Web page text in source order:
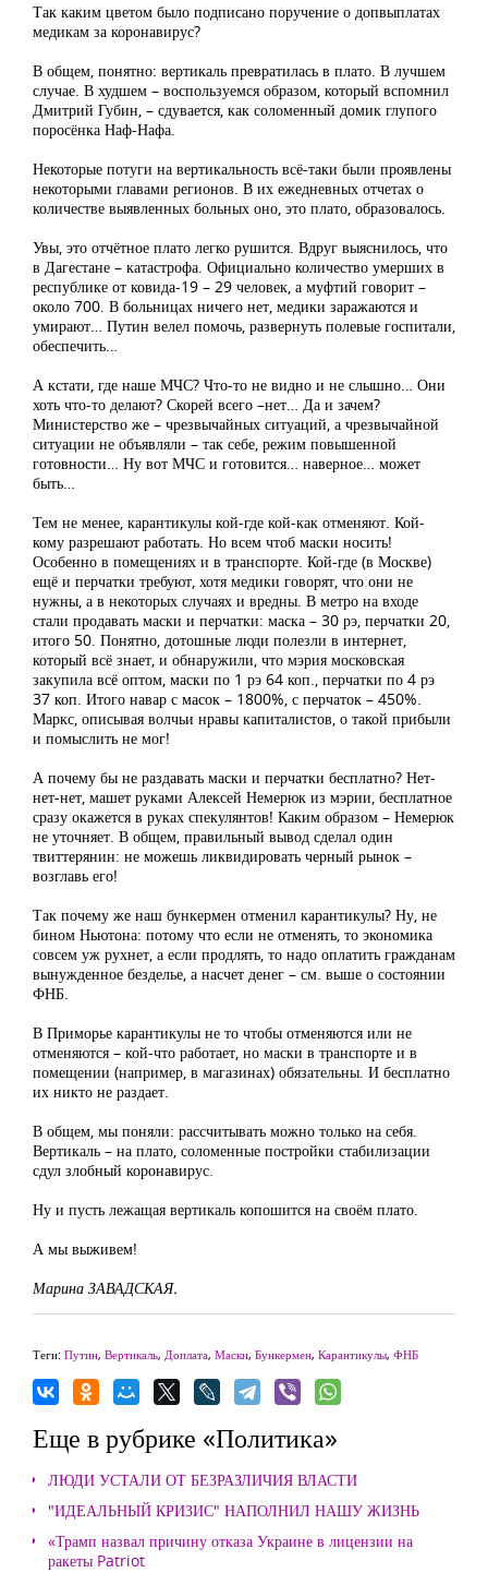
Так каким цветом было подписано поручение о допвыплатах
медикам за коронавирус?
В общем, понятно: вертикаль превратилась в плато. В лучшем
случае. В худшем – воспользуемся образом, который вспомнил
Дмитрий Губин, – сдувается, как соломенный домик глупого
поросёнка Наф-Нафа.
Некоторые потуги на вертикальность всё-таки были проявлены
некоторыми главами регионов. В их ежедневных отчетах о
количестве выявленных больных оно, это плато, образовалось.
Увы, это отчётное плато легко рушится. Вдруг выяснилось, что
в Дагестане – катастрофа. Официально количество умерших в
республике от ковида-19 – 29 человек, а муфтий говорит –
около 700. В больницах ничего нет, медики заражаются и
умирают… Путин велел помочь, развернуть полевые госпитали,
обеспечить…
А кстати, где наше МЧС? Что-то не видно и не слышно… Они
хоть что-то делают? Скорей всего –нет… Да и зачем?
Министерство же – чрезвычайных ситуаций, а чрезвычайной
ситуации не объявляли – так себе, режим повышенной
готовности… Ну вот МЧС и готовится… наверное… может
быть…
Тем не менее, карантикулы кой-где кой-как отменяют. Кой-
кому разрешают работать. Но всем чтоб маски носить!
Особенно в помещениях и в транспорте. Кой-где (в Москве)
ещё и перчатки требуют, хотя медики говорят, что они не
нужны, а в некоторых случаях и вредны. В метро на входе
стали продавать маски и перчатки: маска – 30 рэ, перчатки 20,
итого 50. Понятно, дотошные люди полезли в интернет,
который всё знает, и обнаружили, что мэрия московская
закупила всё оптом, маски по 1 рэ 64 коп., перчатки по 4 рэ
37 коп. Итого навар с масок – 1800%, с перчаток – 450%.
Маркс, описывая волчьи нравы капиталистов, о такой прибыли
и помыслить не мог!
А почему бы не раздавать маски и перчатки бесплатно? Нет-
нет-нет, машет руками Алексей Немерюк из мэрии, бесплатное
сразу окажется в руках спекулянтов! Каким образом – Немерюк
не уточняет. В общем, правильный вывод сделал один
твиттерянин: не можешь ликвидировать черный рынок –
возглавь его!
Так почему же наш бункермен отменил карантикулы? Ну, не
бином Ньютона: потому что если не отменять, то экономика
совсем уж рухнет, а если продлять, то надо оплатить гражданам
вынужденное безделье, а насчет денег – см. выше о состоянии
ФНБ.
В Приморье карантикулы не то чтобы отменяются или не
отменяются – кой-что работает, но маски в транспорте и в
помещении (например, в магазинах) обязательны. И бесплатно
их никто не раздает.
В общем, мы поняли: рассчитывать можно только на себя.
Вертикаль – на плато, соломенные постройки стабилизации
сдул злобный коронавирус.
Ну и пусть лежащая вертикаль копошится на своём плато.
А мы выживем!
Марина ЗАВАДСКАЯ.
Теги: Путин, Вертикаль, Доплата, Маски, Бункермен, Карантикулы, ФНБ
Еще в рубрике «Политика»
ЛЮДИ УСТАЛИ ОТ БЕЗРАЗЛИЧИЯ ВЛАСТИ
"ИДЕАЛЬНЫЙ КРИЗИС" НАПОЛНИЛ НАШУ ЖИЗНЬ
«Трамп назвал причину отказа Украине в лицензии на
ракеты Patriot